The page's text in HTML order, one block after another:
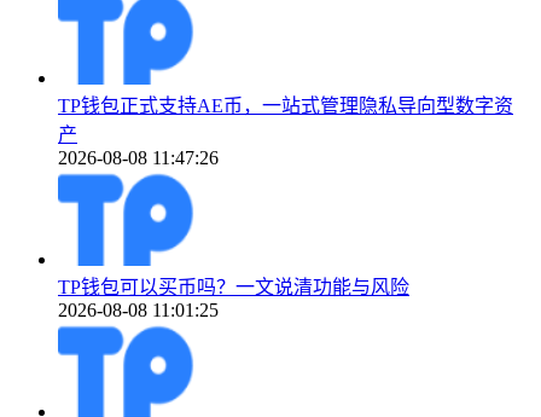
TP钱包正式支持AE币，一站式管理隐私导向型数字资
产
2026-08-08 11:47:26
TP钱包可以买币吗？一文说清功能与风险
2026-08-08 11:01:25